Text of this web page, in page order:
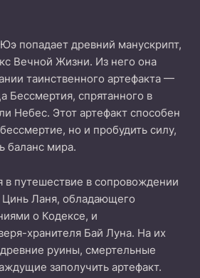
попадает древний манускрипт,
Вечной Жизни. Из него она
таинственного артефакта —
Бессмертия, спрятанного в
Небес. Этот артефакт способен
но и пробудить силу,
баланс мира.
в путешествие в сопровождении
Ланя, обладающего
о Кодексе, и
хранителя Бай Луна. На их
руины, смертельные
заполучить артефакт.